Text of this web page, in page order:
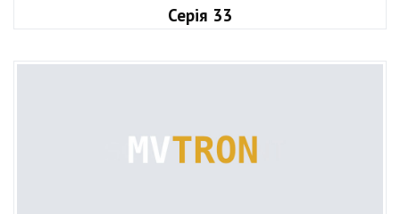
Серія 33